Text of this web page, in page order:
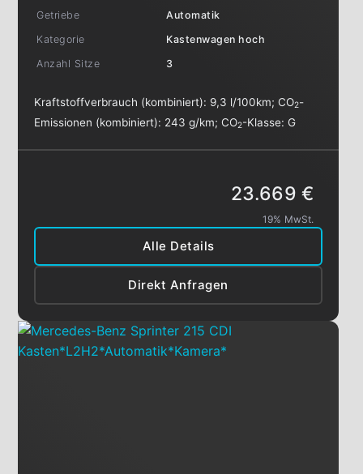
Getriebe
Automatik
Kategorie
Kastenwagen hoch
Anzahl Sitze
3
Kraftstoffverbrauch (kombiniert): 9,3 l/100km;CO2-
Emissionen (kombiniert): 243 g/km;CO2-Klasse:G
Alle Details
Direkt Anfragen
23.669 €
19% MwSt.